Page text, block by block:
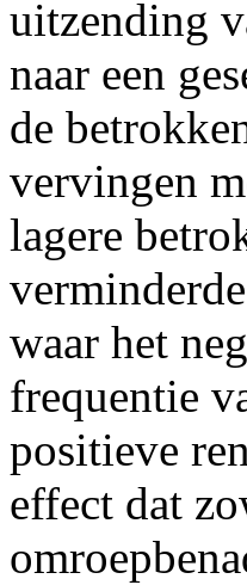
uitzending
naar een
de
vervingen
lagere
waar het
frequentie
positieve
effect dat